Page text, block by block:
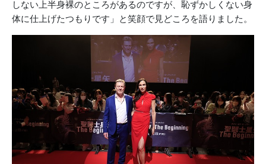
しない上半身裸のところがあるのですが、恥ずかしくない身
体に仕上げたつもりです」と笑顔で見どころを語りました。